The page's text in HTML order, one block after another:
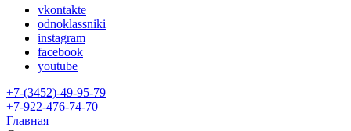
vkontakte
odnoklassniki
instagram
facebook
youtube
+7-(3452)-49-95-79
+7-922-476-74-70
Главная